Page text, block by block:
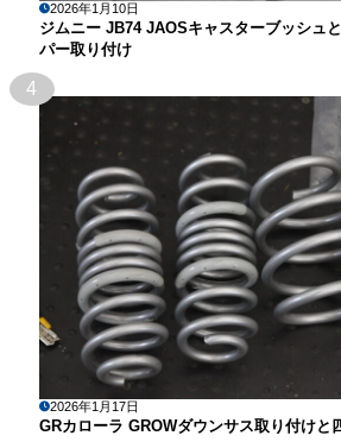
2026年1月10日
ジムニー JB74 JAOSキャスターブッシュ
パー取り付け
4
2026年1月17日
GRカローラ GROWダウンサス取り付けと